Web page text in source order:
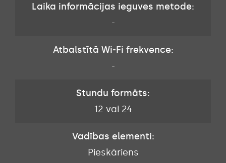
Laika informācijas ieguves metode:
-
Atbalstītā Wi-Fi frekvence:
-
Stundu formāts:
12 vai 24
Vadības elementi:
Pieskāriens